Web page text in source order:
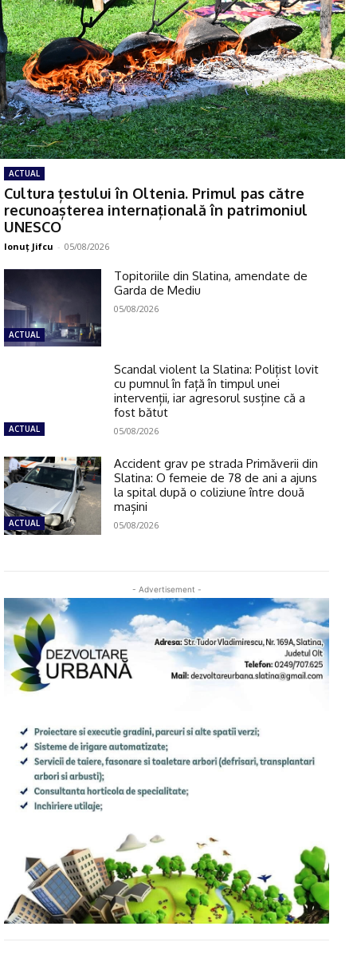
ACTUAL
Cultura țestului în Oltenia. Primul pas către
recunoașterea internațională în patrimoniul
UNESCO
Ionuţ Jifcu - 05/08/2026
ACTUAL
Topitoriile din Slatina, amendate de
Garda de Mediu
05/08/2026
ACTUAL
Scandal violent la Slatina: Polițist lovit
cu pumnul în față în timpul unei
intervenții, iar agresorul susține că a
fost bătut
05/08/2026
ACTUAL
Accident grav pe strada Primăverii din
Slatina: O femeie de 78 de ani a ajuns
la spital după o coliziune între două
mașini
05/08/2026
- Advertisement -